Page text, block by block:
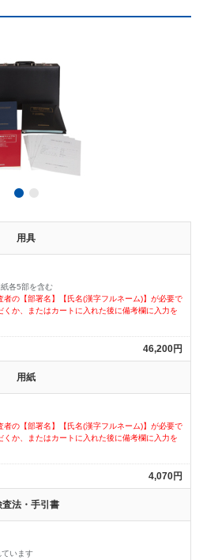
用具
各5部を含む
の【部署名】【氏名(漢字フルネーム)】が必要で
か、またはカートに入れた後に備考欄に入力を
46,200円
用紙
の【部署名】【氏名(漢字フルネーム)】が必要で
か、またはカートに入れた後に備考欄に入力を
4,070円
査法・手引書
います